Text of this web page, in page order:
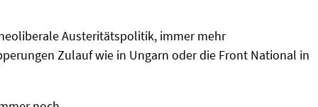
Austeritätspolitik, immer mehr
Zulauf wie in Ungarn oder die Front National in